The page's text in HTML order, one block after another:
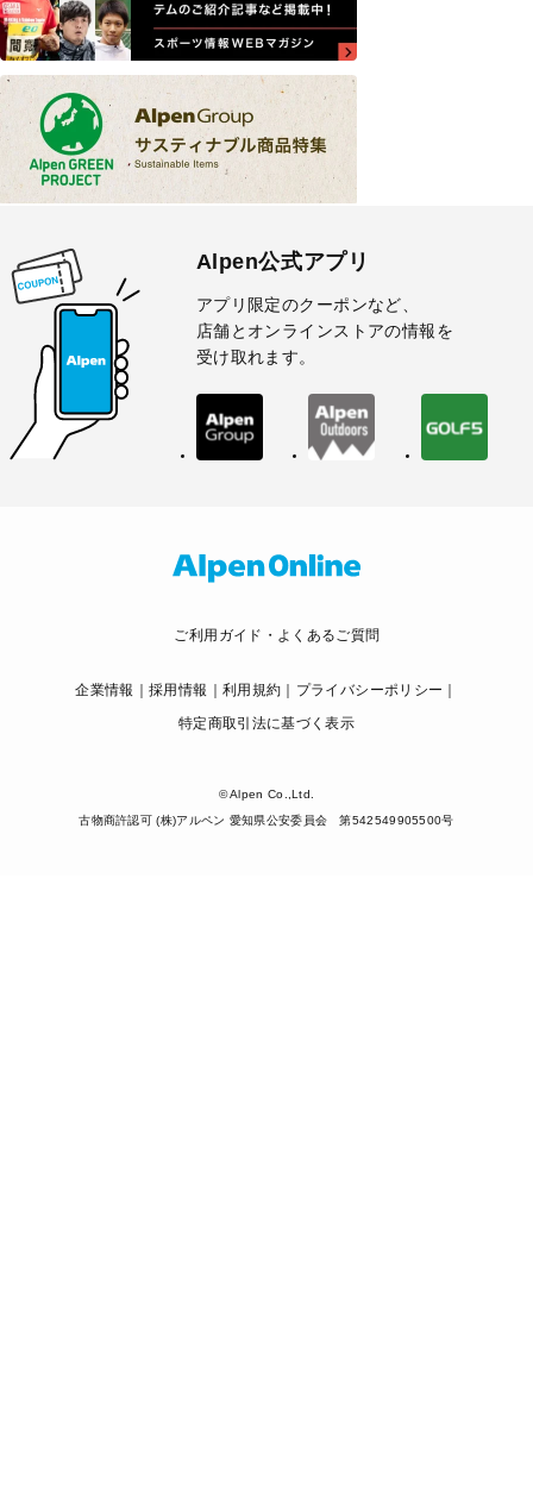
Alpen公式アプリ
アプリ限定のクーポンなど、
店舗とオンラインストアの情報を
受け取れます。
ご利用ガイド・よくあるご質問
企業情報 採用情報 利用規約
プライバシーポリシー
特定商取引法に基づく表示
© Alpen Co.,Ltd.
古物商許認可 (株)アルペン 愛知県公安委員会 第542549905500号